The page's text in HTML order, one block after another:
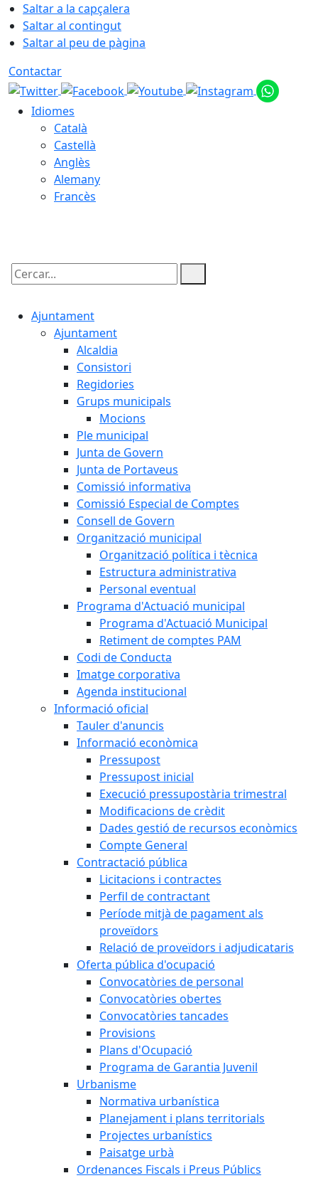
Saltar a la capçalera
Saltar al contingut
Saltar al peu de pàgina
Contactar
Idiomes
Català
Castellà
Anglès
Alemany
Francès
Cercar:
Ajuntament
Ajuntament
Alcaldia
Consistori
Regidories
Grups municipals
Mocions
Ple municipal
Junta de Govern
Junta de Portaveus
Comissió informativa
Comissió Especial de Comptes
Consell de Govern
Organització municipal
Organització política i tècnica
Estructura administrativa
Personal eventual
Programa d'Actuació municipal
Programa d'Actuació Municipal
Retiment de comptes PAM
Codi de Conducta
Imatge corporativa
Agenda institucional
Informació oficial
Tauler d'anuncis
Informació econòmica
Pressupost
Pressupost inicial
Execució pressupostària trimestral
Modificacions de crèdit
Dades gestió de recursos econòmics
Compte General
Contractació pública
Licitacions i contractes
Perfil de contractant
Període mitjà de pagament als
proveïdors
Relació de proveïdors i adjudicataris
Oferta pública d'ocupació
Convocatòries de personal
Convocatòries obertes
Convocatòries tancades
Provisions
Plans d'Ocupació
Programa de Garantia Juvenil
Urbanisme
Normativa urbanística
Planejament i plans territorials
Projectes urbanístics
Paisatge urbà
Ordenances Fiscals i Preus Públics